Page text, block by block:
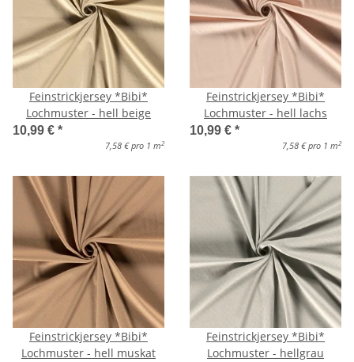
Feinstrickjersey *Bibi*
Lochmuster - hell beige
10,99 € *
7,58 € pro 1 m 2
Feinstrickjersey *Bibi*
Lochmuster - hell lachs
10,99 € *
7,58 € pro 1 m 2
Feinstrickjersey *Bibi*
Lochmuster - hell muskat
Feinstrickjersey *Bibi*
Lochmuster - hellgrau